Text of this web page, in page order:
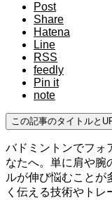
Post
Share
Hatena
Line
RSS
feedly
Pin it
note
この記事のタイトルと
バドミントンでフォ
なたへ。単に肩や腕
ルが伸び悩むことが
く伝える技術やト